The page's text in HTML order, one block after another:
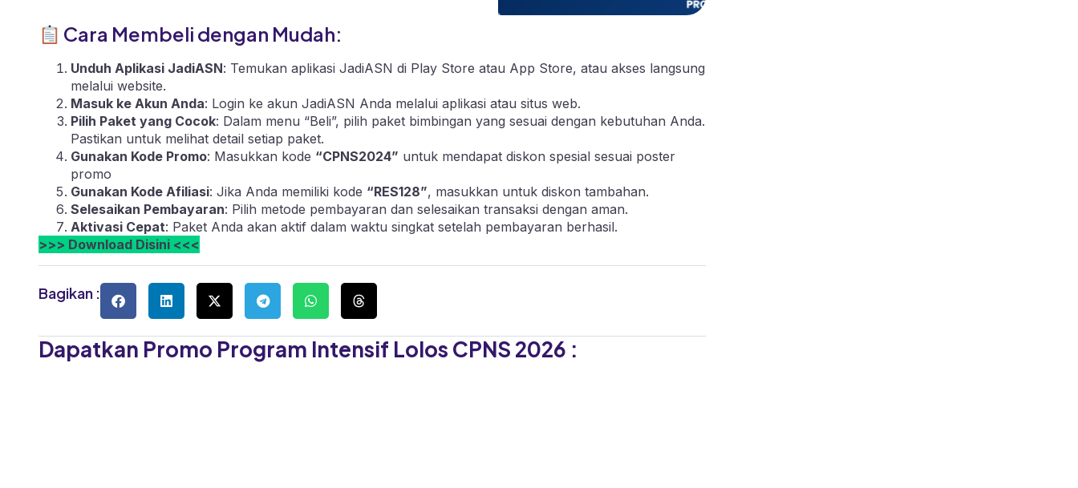
Cara Membeli dengan Mudah:
Unduh Aplikasi JadiASN: Temukan aplikasi JadiASN di Play Store atau App Store, atau akses langsung
melalui website.
Masuk ke Akun Anda: Login ke akun JadiASN Anda melalui aplikasi atau situs web.
Pilih Paket yang Cocok: Dalam menu “Beli”, pilih paket bimbingan yang sesuai dengan kebutuhan Anda.
Pastikan untuk melihat detail setiap paket.
Gunakan Kode Promo: Masukkan kode “CPNS2024” untuk mendapat diskon spesial sesuai poster
promo
Gunakan Kode Afiliasi: Jika Anda memiliki kode “RES128”, masukkan untuk diskon tambahan.
Selesaikan Pembayaran: Pilih metode pembayaran dan selesaikan transaksi dengan aman.
Aktivasi Cepat: Paket Anda akan aktif dalam waktu singkat setelah pembayaran berhasil.
>>> Download Disini <<<
Bagikan :
Dapatkan Promo Program Intensif Lolos CPNS 2026 :